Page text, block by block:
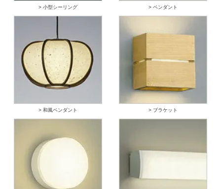
> 小型シーリング > ペンダント
> 和風ペンダント > ブラケット